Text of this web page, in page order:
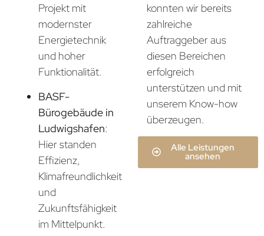
Projekt mit
modernster
Energietechnik
und hoher
Funktionalität.
BASF-
Bürogebäude in
Ludwigshafen:
Hier standen
Effizienz,
Klimafreundlichkeit
und
Zukunftsfähigkeit
im Mittelpunkt.
konnten wir bereits
zahlreiche
Auftraggeber aus
diesen Bereichen
erfolgreich
unterstützen und mit
unserem Know-how
überzeugen.
Alle Leistungen
ansehen